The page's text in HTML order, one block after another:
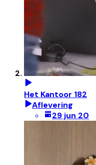
Het Kantoor 182
Aflevering
29 jun 20